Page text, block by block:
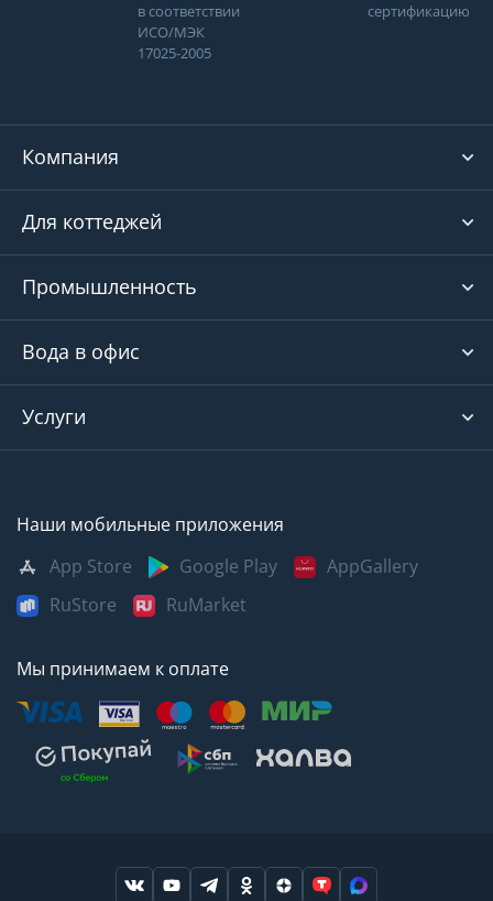
в соответствии
ИСО/МЭК
17025-2005
сертификацию
Компания
Для коттеджей
Промышленность
Вода в офис
Услуги
Наши мобильные приложения
App Store
Google Play
AppGallery
RuStore
RuMarket
Мы принимаем к оплате